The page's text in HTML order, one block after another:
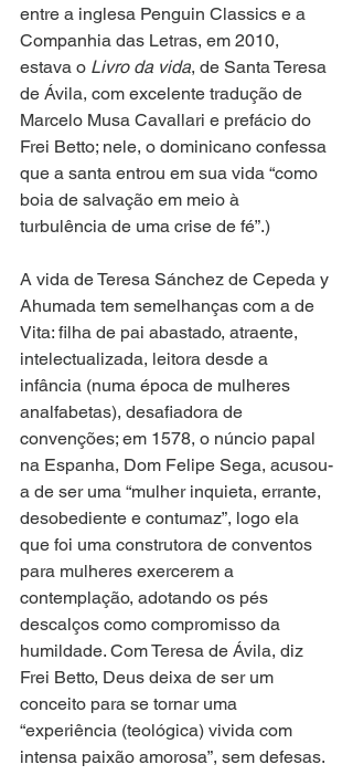
entre a inglesa Penguin Classics e a
Companhia das Letras, em 2010,
estava o Livro da vida, de Santa Teresa
de Ávila, com excelente tradução de
Marcelo Musa Cavallari e prefácio do
Frei Betto; nele, o dominicano confessa
que a santa entrou em sua vida “como
boia de salvação em meio à
turbulência de uma crise de fé”.)
A vida de Teresa Sánchez de Cepeda y
Ahumada tem semelhanças com a de
Vita: filha de pai abastado, atraente,
intelectualizada, leitora desde a
infância (numa época de mulheres
analfabetas), desafiadora de
convenções; em 1578, o núncio papal
na Espanha, Dom Felipe Sega, acusou-
a de ser uma “mulher inquieta, errante,
desobediente e contumaz”, logo ela
que foi uma construtora de conventos
para mulheres exercerem a
contemplação, adotando os pés
descalços como compromisso da
humildade. Com Teresa de Ávila, diz
Frei Betto, Deus deixa de ser um
conceito para se tornar uma
“experiência (teológica) vivida com
intensa paixão amorosa”, sem defesas.